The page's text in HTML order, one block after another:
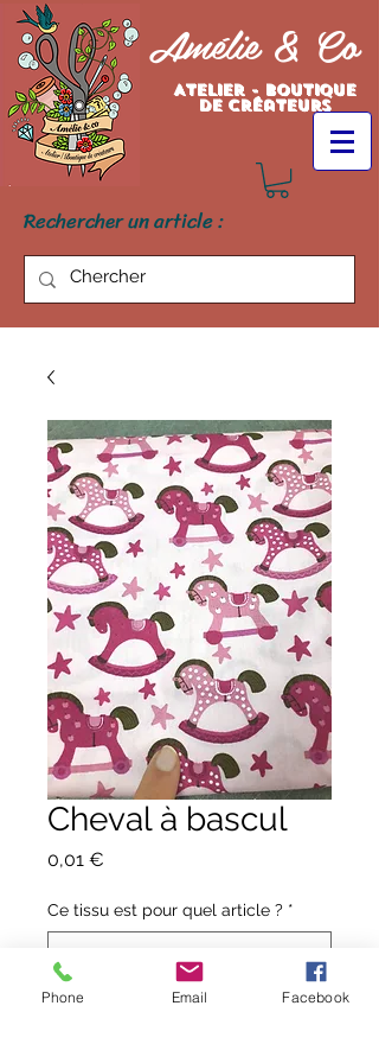
Amélie & Co
Atelier - Boutique
de créateurs
Rechercher un article :
Cheval à bascul
0,01 €
Ce tissu est pour quel article ? *
0/500
Phone Email Facebook